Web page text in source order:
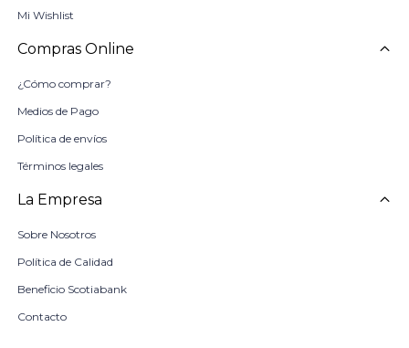
Mi Wishlist
Compras Online
¿Cómo comprar?
Medios de Pago
Política de envíos
Términos legales
La Empresa
Sobre Nosotros
Política de Calidad
Beneficio Scotiabank
Contacto